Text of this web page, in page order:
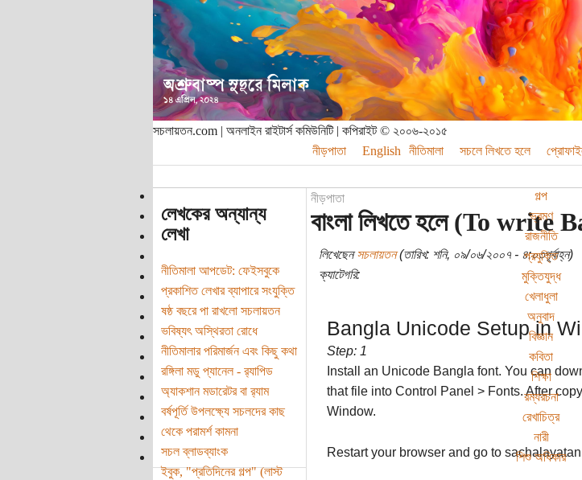
সচলায়তন.com | অনলাইন রাইটার্স কমিউনিটি | কপিরাইট © ২০০৬-২০১৫
নীড়পাতা
English নীতিমালা সচলে লিখতে হলে
গল্প
ভ্রমণ
রাজনীতি
প্রযুক্তি
মুক্তিযুদ্ধ
খেলাধুলা
অনুবাদ
বিজ্ঞান
কবিতা
শিক্ষা
রম্যরচনা
রেখাচিত্র
নারী
শিশু অধিকার
লেখকের অন্যান্য
লেখা
নীতিমালা আপডেট: ফেইসবুকে
প্রকাশিত লেখার ব্যাপারে সংযুক্তি
ষষ্ঠ বছরে পা রাখলো সচলায়তন
ভবিষ্যৎ অস্থিরতা রোধে
নীতিমালার পরিমার্জন এবং কিছু কথা
রঙ্গিলা মডু প্যানেল - র‌্যাপিড
অ্যাকশান মডারেটর বা র‌্যাম
বর্ষপূর্তি উপলক্ষ্যে সচলদের কাছ
থেকে পরামর্শ কামনা
সচল ব্লাডব্যাংক
ইবুক, "প্রতিদিনের গল্প" (লাস্ট
নীড়পাতা
বাংলা লিখতে হলে (To write
লিখেছেনসচলায়তন(তারিখ: শনি, ০৯/০৬/২০০৭ - ৪:০৩পূর্বাহ্ন)
ক্যাটেগরি:
Bangla Unicode Setup in
Step: 1
Install an Unicode Bangla font. You can
that file into Control Panel > Fonts. After
Window.
Restart your browser and go to